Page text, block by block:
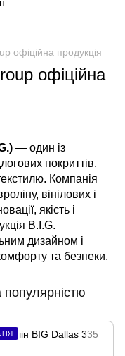
офіційна продукція
офіційна
— один із
покриттів,
Компанія
вінілових і
якість і
B.I.G.
дизайном і
та безпеки.
популярністю